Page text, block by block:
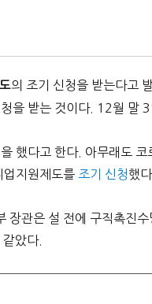
의 조기 신청을 받는다고
을 받는 것이다. 12월 말 3
했다고 한다. 아무래도
업지원제도를 조기 신청했다.
장관은 설 전에 구직촉진
았다.